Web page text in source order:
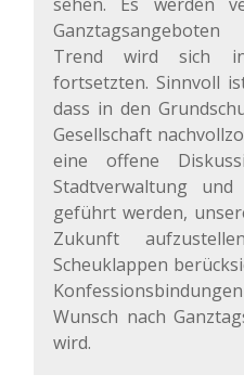
Trend wird sich
fortsetzten. Sinnvoll
dass in den
Gesellschaft
eine offene
Stadtverwaltung
geführt werden,
Zukunft
Scheuklappen
Wunsch nach
wird.